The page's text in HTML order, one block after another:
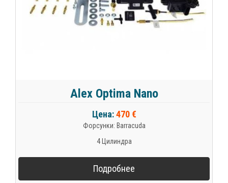
Alex Optima Nano
Цена:470 €
Форсунки: Barracuda
4 Цилиндра
Подробнее